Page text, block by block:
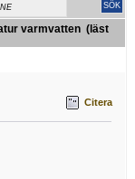
varmvatten (läst
Citera